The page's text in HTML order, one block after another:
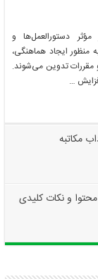
دستورالعمل‌ها و
منظور ایجاد هماهنگی،
مقررات تدوین می‌شوند.
…
مکاتبه
و نکات کلیدی